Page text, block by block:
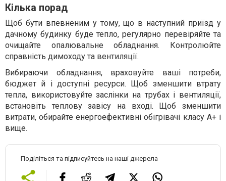
Кілька порад
Щоб бути впевненим у тому, що в наступний приїзд у
дачному будинку буде тепло, регулярно перевіряйте та
очищайте опалювальне обладнання. Контролюйте
справність димоходу та вентиляції.
Вибираючи обладнання, враховуйте ваші потреби,
бюджет й і доступні ресурси. Щоб зменшити втрату
тепла, використовуйте заслінки на трубах і вентиляції,
встановіть теплову завісу на вході. Щоб зменшити
витрати, обирайте енергоефективні обігрівачі класу A+ і
вище.
Поділіться та підписуйтесь на наші джерела